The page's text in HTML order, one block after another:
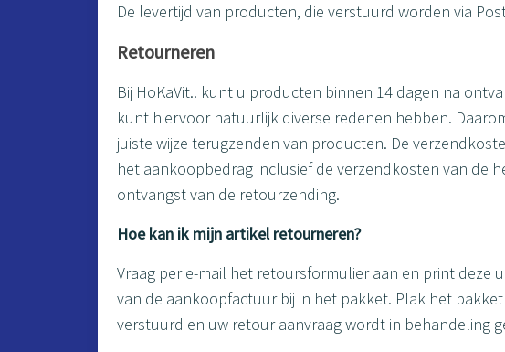
De levertijd van producten, die verstuurd worden via
Retourneren
Bij HoKaVit.. kunt u producten binnen 14 dagen na
kunt hiervoor natuurlijk diverse redenen hebben.
juiste wijze terugzenden van producten. De
het aankoopbedrag inclusief de verzendkosten van de
ontvangst van de retourzending.
Hoe kan ik mijn artikel retourneren?
Vraag per e-mail het retoursformulier aan en print deze
van de aankoopfactuur bij in het pakket. Plak het
verstuurd en uw retour aanvraag wordt in behandeling